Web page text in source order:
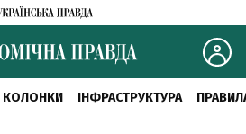
КОЛОНКИ ІНФРАСТРУКТУРА